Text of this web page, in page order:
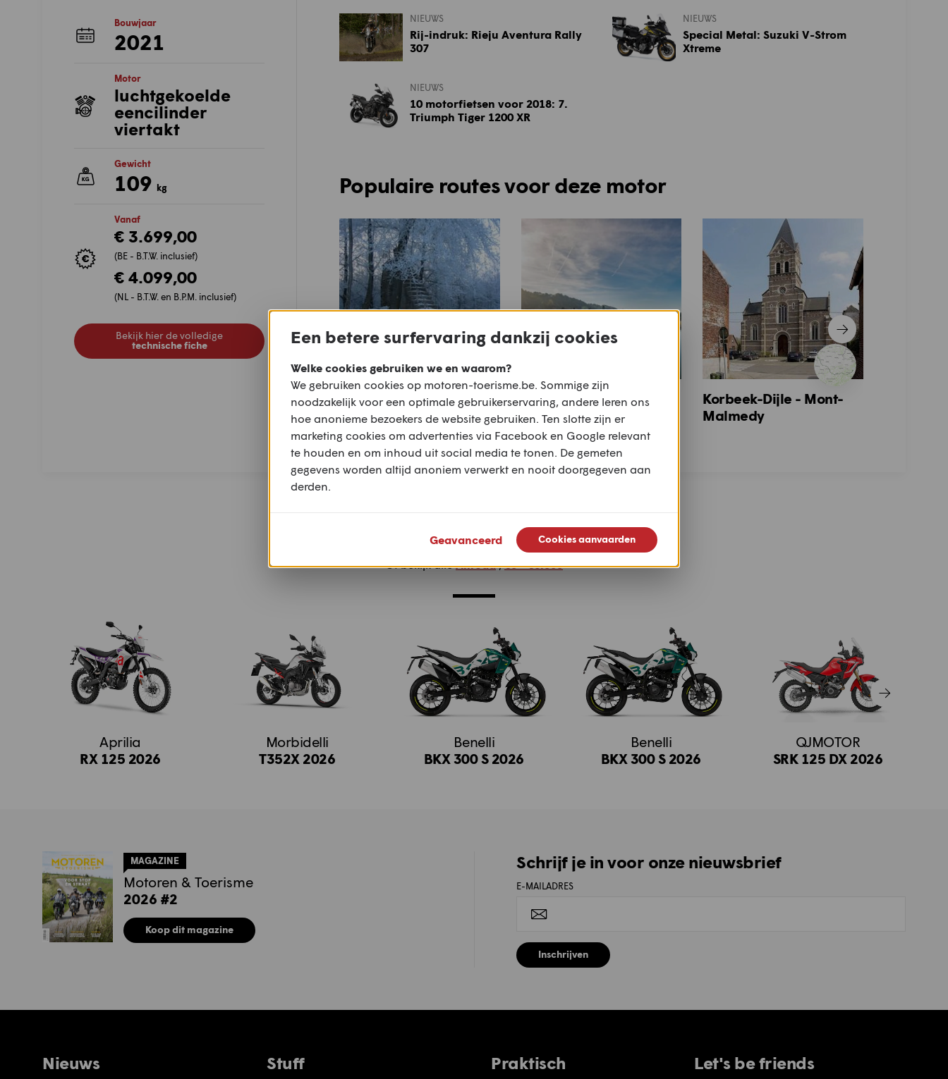
Bouwjaar
2021
Motor
luchtgekoelde
eencilinder
viertakt
Gewicht
109 kg
Vanaf
€ 3.699,00
(BE - B.T.W. inclusief)
€ 4.099,00
(NL - B.T.W. en B.P.M. inclusief)
Bekijk hier de volledige
technische fiche
NIEUWS
Rij-indruk: Rieju Aventura Rally
307
NIEUWS
Special Metal: Suzuki V-Strom
Xtreme
NIEUWS
10 motorfietsen voor 2018: 7.
Triumph Tiger 1200 XR
Populaire routes voor deze motor
Zwin Drielanden 2
Brochure Wallonië:
Waterrijk Wallonië.
Dinant - Durbuy
Korbeek-Dijle - Mont-
Malmedy
Meer motoren
Of bekijk alleAllroad,€0 - €6.000
Aprilia
RX 125 2026
Morbidelli
T352X 2026
Benelli
BKX 300 S 2026
Benelli
BKX 300 S 2026
QJMOTOR
SRK 125 DX 2026
MAGAZINE
Motoren & Toerisme
2026 #2
Koop dit magazine
Schrijf je in voor onze nieuwsbrief
E-MAILADRES
Inschrijven
Nieuws Stuff Praktisch Let's be friends
Een betere surfervaring dankzij cookies
Welke cookies gebruiken we en waarom?
We gebruiken cookies op motoren-toerisme.be. Sommige zijn
noodzakelijk voor een optimale gebruikerservaring, andere leren ons
hoe anonieme bezoekers de website gebruiken. Ten slotte zijn er
marketing cookies om advertenties via Facebook en Google relevant
te houden en om inhoud uit social media te tonen. De gemeten
gegevens worden altijd anoniem verwerkt en nooit doorgegeven aan
derden.
Geavanceerd Cookies aanvaarden